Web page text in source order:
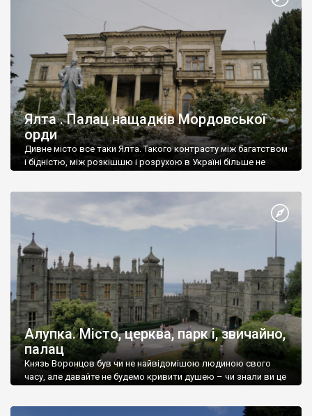
Ялта . Палац нащадків Мордовської
орди
Дивне місто все таки Ялта. Такого контрасту між багатством
і бідністю, між розкішшю і розрухою в Україні більше не
Алупка. Місто, церква, парк і, звичайно,
палац
Князь Воронцов був чи не найвідомішою людиною свого
часу, але давайте не будемо кривити душею – чи знали ви це